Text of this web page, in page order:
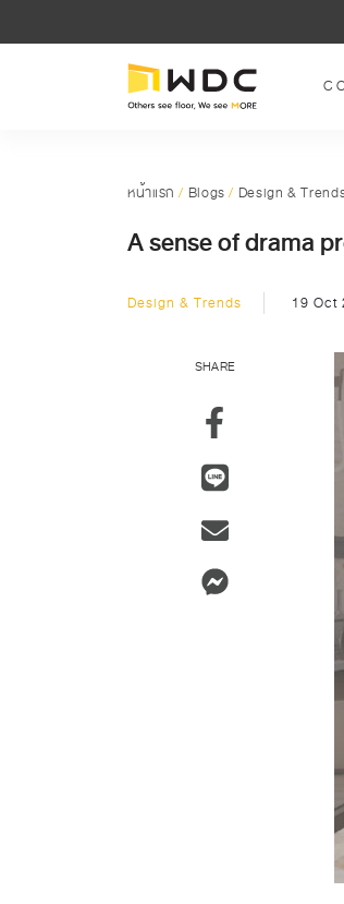
หน้าแรก / Blogs / Design &
A sense of drama
Design & Trends 19 Oct
SHARE